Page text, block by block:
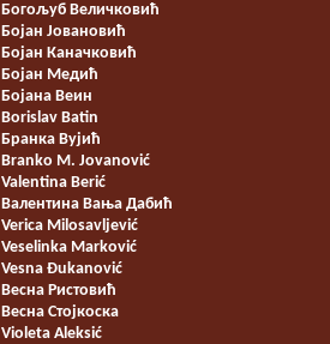
Богољуб Величковић
Бојан Јовановић
Бојан Каначковић
Бојан Медић
Бојана Веин
Borislav Batin
Бранка Вујић
Branko M. Jovanović
Valentina Berić
Валентина Вања Дабић
Verica Milosavljević
Veselinka Marković
Vesna Đukanović
Весна Ристовић
Весна Стојкоска
Violeta Aleksić